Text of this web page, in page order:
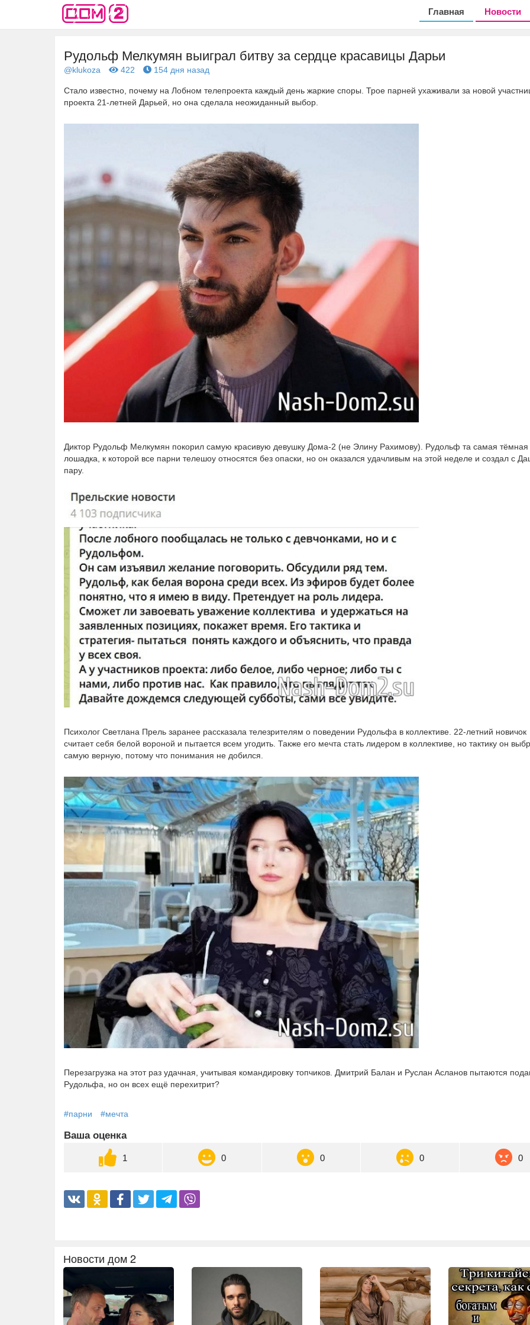
Главная Новости
Рудольф Мелкумян выиграл битву за сердце красавицы Дарьи
@klukoza 422 154 дня назад
Стало известно, почему на Лобном телепроекта каждый день жаркие споры. Трое парней ухаживали за новой
проекта 21-летней Дарьей, но она сделала неожиданный выбор.
Диктор Рудольф Мелкумян покорил самую красивую девушку Дома-2 (не Элину Рахимову). Рудольф та самая тёмная
лошадка, к которой все парни телешоу относятся без опаски, но он оказался удачливым на этой неделе и создал с
пару.
Психолог Светлана Прель заранее рассказала телезрителям о поведении Рудольфа в коллективе. 22-летний новичок
считает себя белой вороной и пытается всем угодить. Также его мечта стать лидером в коллективе, но тактику он
самую верную, потому что понимания не добился.
Перезагрузка на этот раз удачная, учитывая командировку топчиков. Дмитрий Балан и Руслан Асланов пытаются
Рудольфа, но он всех ещё перехитрит?
#парни #мечта
Ваша оценка
1 0 0 0 0
Новости дом 2